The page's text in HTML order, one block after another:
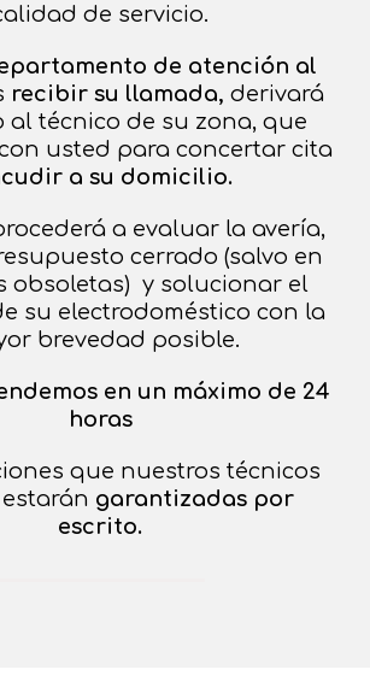
de servicio.
de atención al
recibir su llamada, derivará
al técnico de su zona, que
usted para concertar cita
a su domicilio.
a evaluar la avería,
cerrado (salvo en
obsoletas) y solucionar el
su electrodoméstico con la
brevedad posible.
en un máximo de 24
horas
que nuestros técnicos
garantizadas por
escrito.